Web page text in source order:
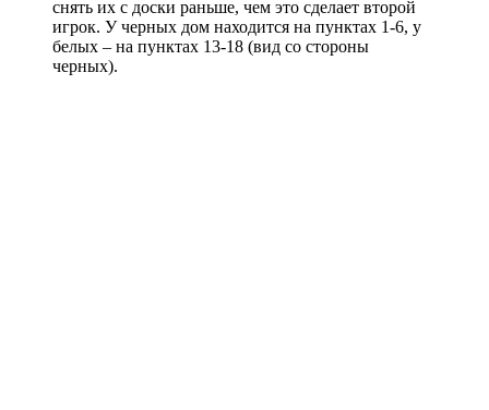
снять их с доски раньше, чем это сделает второй
игрок. У черных дом находится на пунктах 1-6, у
белых – на пунктах 13-18 (вид со стороны
черных).